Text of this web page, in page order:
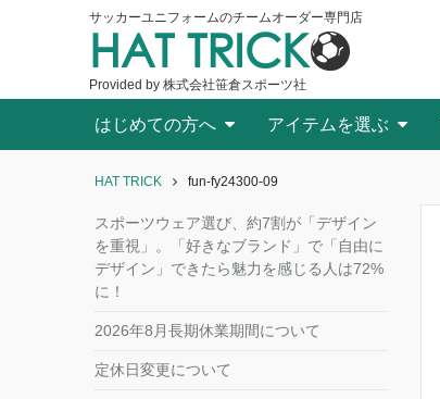
サッカーユニフォームのチームオーダー専門店
HAT TRICK
Provided by 株式会社笹倉スポーツ社
はじめての方へ アイテムを選ぶ
HAT TRICK fun-fy24300-09
スポーツウェア選び、約7割が「デザイン
を重視」。「好きなブランド」で「自由に
デザイン」できたら魅力を感じる人は72%
に！
2026年8月長期休業期間について
定休日変更について